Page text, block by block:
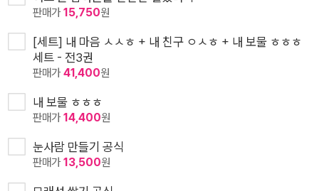
판매가15,750원
[세트] 내 마음 ㅅㅅㅎ + 내 친구 ㅇㅅㅎ + 내 보물 ㅎㅎㅎ
세트 - 전3권
판매가41,400원
내 보물 ㅎㅎㅎ
판매가14,400원
눈사람 만들기 공식
판매가13,500원